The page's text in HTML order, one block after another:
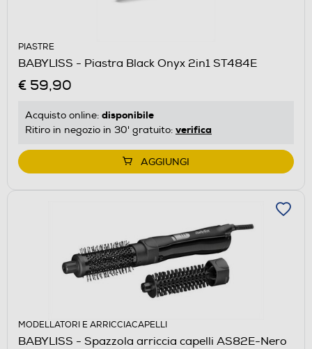
PIASTRE
BABYLISS - Piastra Black Onyx 2in1 ST484E
€ 59,90
Acquisto online: disponibile
Ritiro in negozio in 30' gratuito: verifica
AGGIUNGI
MODELLATORI E ARRICCIACAPELLI
BABYLISS - Spazzola arriccia capelli AS82E-Nero